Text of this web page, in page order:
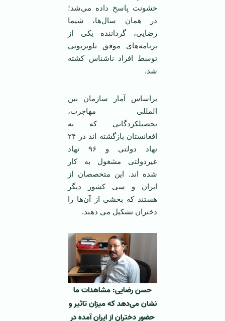
خشونت پاسخ داده می‌شد؛
در همان سال‌ها، شیما
رضایی، گرداننده یکی از
برنامه‌های موفق تلویزیونی
توسط افراد ناشناس کشته
شد.
براساس آمار سازمان بین
المللی مهاجرت،
تحصیلکردگانی که به
افغانستان بازگشته اند در ۲۴
نهاد دولتی و ۹۶ نهاد
غیردولتی مشغول به کار
شده اند. این متخصصان از
ایران و سی کشور دیگر
هستند که بخشی از آن‌ها را
دختران تشکیل می دهند.
حسن رضایی: مشاهدات ما
نشان می‌دهد که میزان تاثیر و
حضور دختران از ایران آمده در